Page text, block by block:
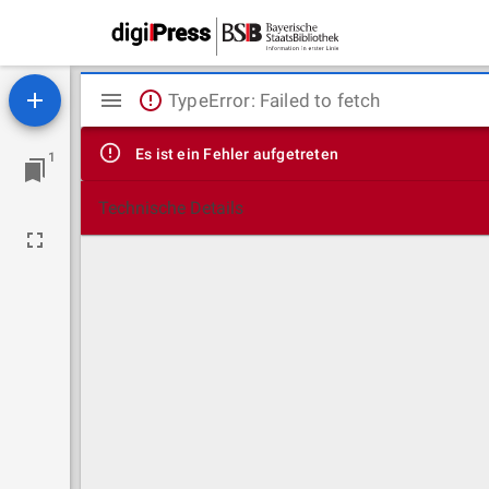
1
Mirador
Viewer
TypeError: Failed to fetch
Es ist ein Fehler aufgetreten
Technische Details